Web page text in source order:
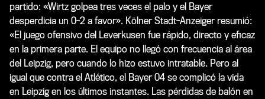
partido: «Wirtz golpea tres veces el palo y el Bayer
desperdicia un 0-2 a favor». Kölner Stadt-Anzeigerresumió:
«El juego ofensivo del Leverkusen fue rápido, directo y eficaz
en la primera parte. El equipo no llegó con frecuencia al área
del Leipzig, pero cuando lo hizo estuvo intratable. Pero al
igual que contra el Atlético, el Bayer 04 se complicó la vida
en Leipzig en los últimos instantes. Las pérdidas de balón en